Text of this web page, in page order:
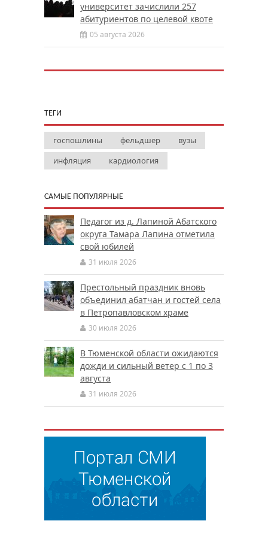
университет зачислили 257
абитуриентов по целевой квоте
05 августа 2026
ТЕГИ
госпошлины фельдшер
вузы
инфляция
кардиология
САМЫЕ ПОПУЛЯРНЫЕ
Педагог из д. Лапиной Абатского
округа Тамара Лапина отметила
свой юбилей
31 июля 2026
Престольный праздник вновь
объединил абатчан и гостей села
в Петропавловском храме
30 июля 2026
В Тюменской области ожидаются
дожди и сильный ветер с 1 по 3
августа
31 июля 2026